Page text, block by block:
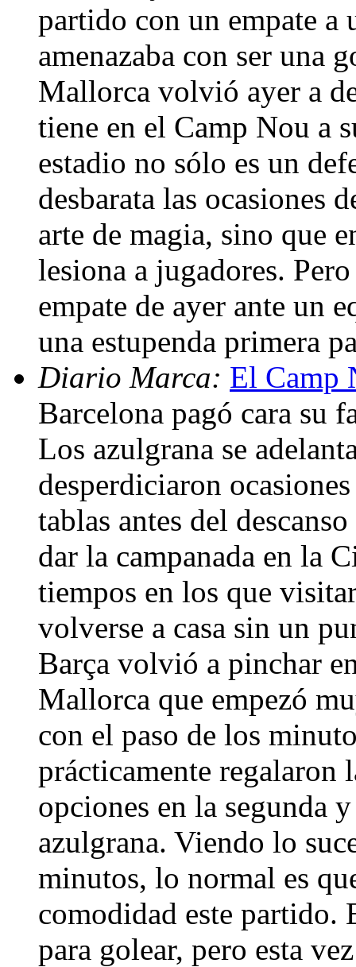
partido con un empate a
amenazaba con ser una
Mallorca volvió ayer a
tiene en el Camp Nou a
estadio no sólo es un
desbarata las ocasiones
arte de magia, sino que
lesiona a jugadores.
empate de ayer ante un
una estupenda primera
Diario Marca: El Camp
Barcelona pagó cara su
Los azulgrana se
desperdiciaron
tablas antes del
dar la campanada en la
tiempos en los que
volverse a casa sin un
Barça volvió a pinchar
Mallorca que empezó
con el paso de los
prácticamente regalaron
opciones en la segunda
azulgrana. Viendo lo
minutos, lo normal es
comodidad este partido.
para golear, pero esta